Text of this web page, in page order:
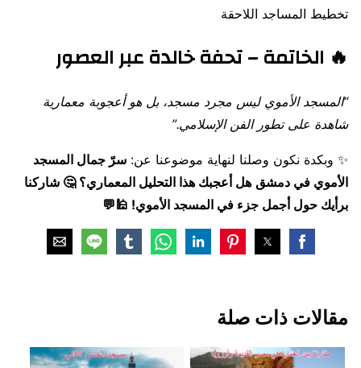
تخطيط المساجد اللاحقة
🔥 الخاتمة – تحفة خالدة عبر العصور
“المسجد الأموي ليس مجرد مسجد، بل هو أعجوبة معمارية
شاهدة على تطور الفن الإسلامي.”
✨ وبكدة نكون وصلنا لنهاية موضوعنا عن: سرّ جمال المسجد
الأموي في دمشق هل أعجبك هذا التحليل المعماري؟ 🤔 شاركنا
برأيك حول أجمل جزء في المسجد الأموي! 🕌💬
مقالات ذات صلة